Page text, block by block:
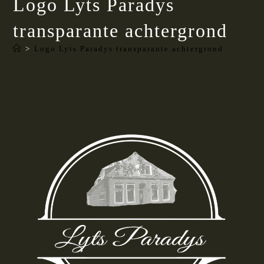
Logo Lyts Paradys
transparante achtergrond
> Logo Lyts Paradys transparante achtergrond